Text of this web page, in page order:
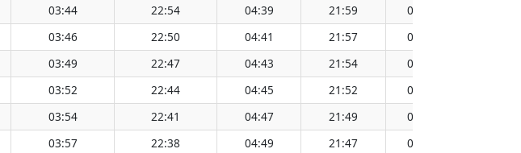
03:44 22:54 04:39 21:59 05:25
03:46 22:50 04:41 21:57 05:27
03:49 22:47 04:43 21:54 05:29
03:52 22:44 04:45 21:52 05:30
03:54 22:41 04:47 21:49 05:32
03:57 22:38 04:49 21:47 05:34